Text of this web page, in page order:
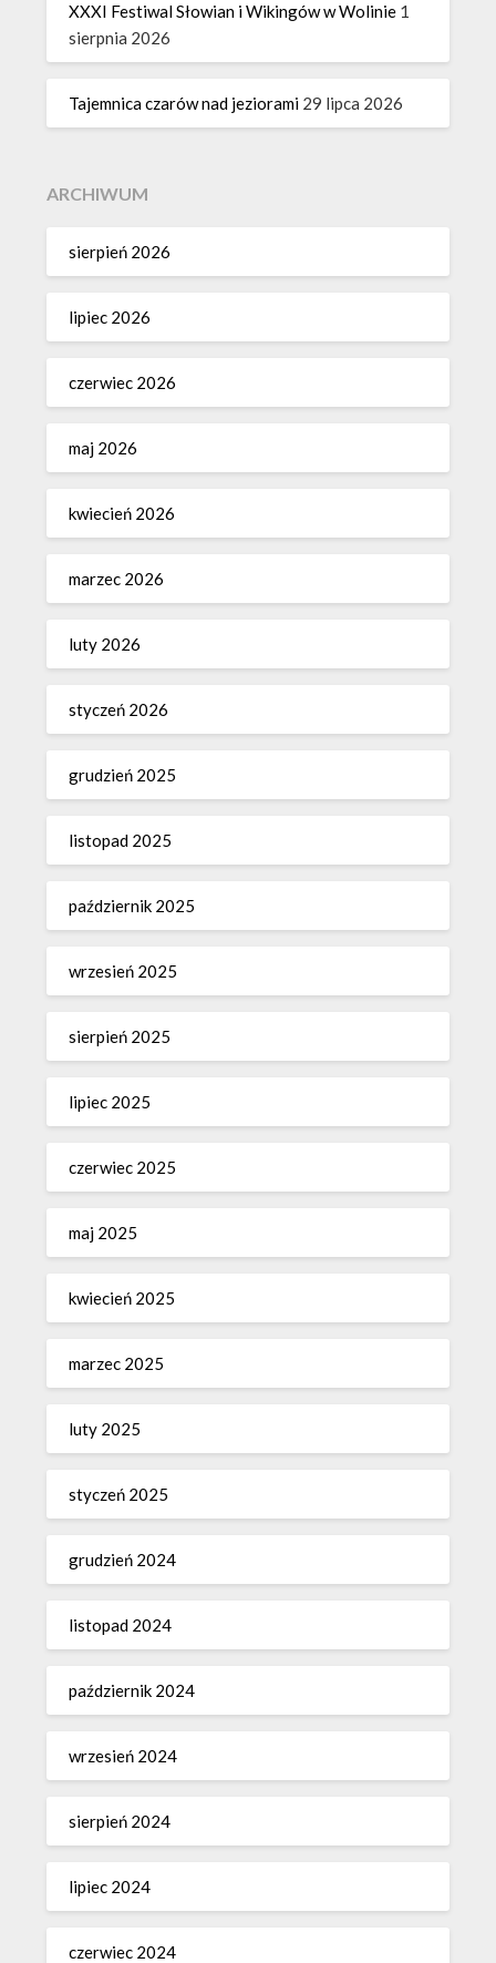
XXXI Festiwal Słowian i Wikingów w Wolinie 1
sierpnia 2026
Tajemnica czarów nad jeziorami 29 lipca 2026
ARCHIWUM
sierpień 2026
lipiec 2026
czerwiec 2026
maj 2026
kwiecień 2026
marzec 2026
luty 2026
styczeń 2026
grudzień 2025
listopad 2025
październik 2025
wrzesień 2025
sierpień 2025
lipiec 2025
czerwiec 2025
maj 2025
kwiecień 2025
marzec 2025
luty 2025
styczeń 2025
grudzień 2024
listopad 2024
październik 2024
wrzesień 2024
sierpień 2024
lipiec 2024
czerwiec 2024